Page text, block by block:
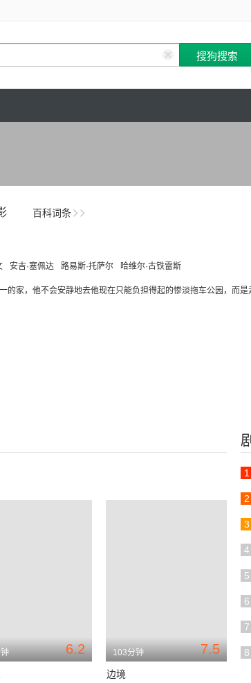
百科词条
安吉·塞佩达 路易斯·托萨尔 哈维尔·古铁雷斯
家，他不会安静地去他现在只能负担得起的惨淡拖车公园，而是
1
2
3
4
5
6
7
8
6.2 7.5
103分钟
边境